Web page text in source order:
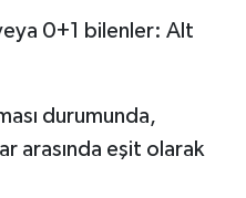
0+1 bilenler: Alt
durumunda,
arasında eşit olarak